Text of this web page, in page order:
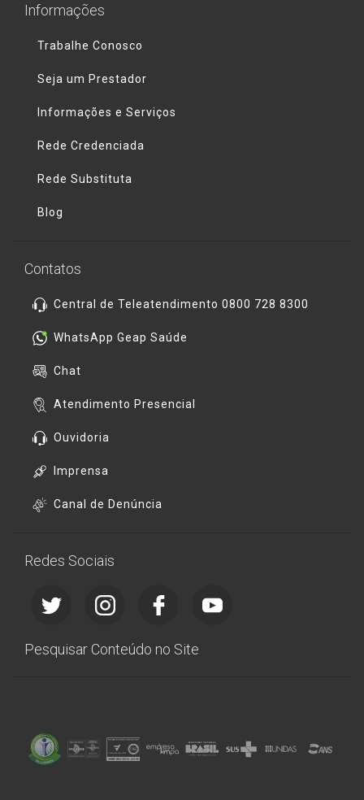
Informações
Trabalhe Conosco
Seja um Prestador
Informações e Serviços
Rede Credenciada
Rede Substituta
Blog
Contatos
Central de Teleatendimento 0800 728 8300
WhatsApp Geap Saúde
Chat
Atendimento Presencial
Ouvidoria
Imprensa
Canal de Denúncia
Redes Sociais
Pesquisar Conteúdo no Site